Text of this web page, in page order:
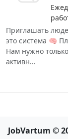
Приглашать
это система 🧠
Нам нужно
активн...
JobVartum ©